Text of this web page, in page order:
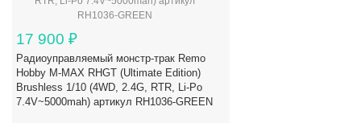
17 900 ₽
Радиоуправляемый монстр-трак Remo
Hobby M-MAX RHGT (Ultimate Edition)
Brushless 1/10 (4WD, 2.4G, RTR, Li-Po
7.4V~5000mah) артикул RH1036-GREEN